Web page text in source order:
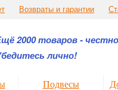
Возвраты и гарантии
2000 товаров -
лично!
Подвесы